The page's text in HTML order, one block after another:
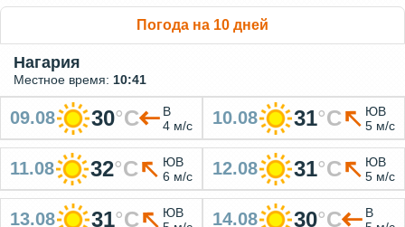
Погода на 10 дней
Нагария
Местное время: 10:41
09.08 30°C
В
4 м/с
10.08 31°C
ЮВ
5 м/с
11.08 32°C
ЮВ
6 м/с
12.08 31°C
ЮВ
5 м/с
13.08 31°C
ЮВ
14.08 30°C
В